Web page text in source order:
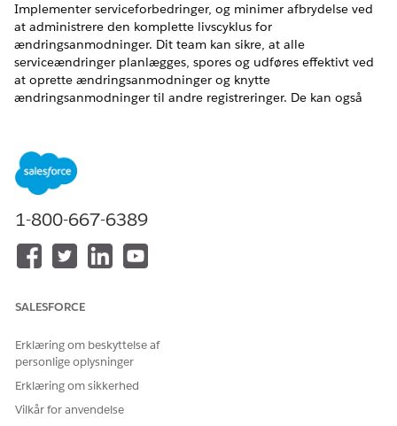
Implementer serviceforbedringer, og minimer afbrydelse ved
at administrere den komplette livscyklus for
ændringsanmodninger. Dit team kan sikre, at alle
serviceændringer planlægges, spores og udføres effektivt ved
at oprette ændringsanmodninger og knytte
ændringsanmodninger til andre registreringer. De kan også
EDITIONSHEADING
med Agentforce IT Service.
Arbejd med ændringsanmodninger for at strømline
ændringsanmodninger, knytte ændringsanmodninger til
andre registreringer og endda få vist
ændringsanmodningerne på en centraliseret kalender.
Ændringsrisikovurdering for it-tjenester
1-800-667-6389
SALESFORCE
Erklæring om beskyttelse af
personlige oplysninger
Erklæring om sikkerhed
Vilkår for anvendelse